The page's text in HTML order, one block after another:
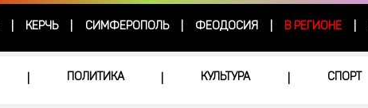
КЕРЧЬ СИМФЕРОПОЛЬ ФЕОДОСИЯ В РЕГИОНЕ
ПОЛИТИКА КУЛЬТУРА СПОРТ